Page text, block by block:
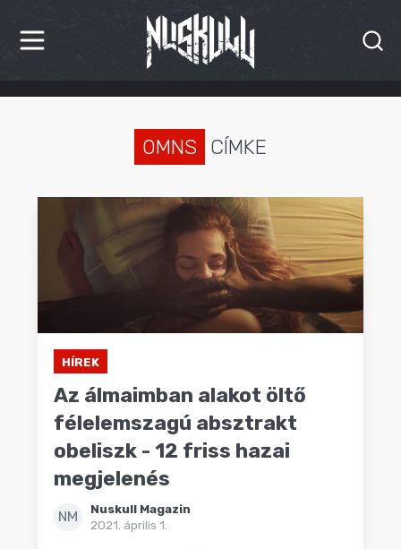
HÍREK
PREMIEREK
KULT
MÁSVILÁG
BLOG
OMNS CÍMKE
HÍREK
Az álmaimban alakot öltő
félelemszagú absztrakt
obeliszk - 12 friss hazai
megjelenés
NM
Nuskull Magazin
2021. április 1.